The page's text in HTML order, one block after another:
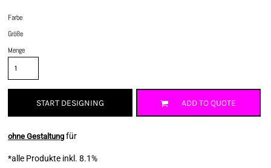
Farbe
Größe
Menge
START DESIGNING ADD TO QUOTE
ohne Gestaltung für
*alle Produkte inkl. 8.1%